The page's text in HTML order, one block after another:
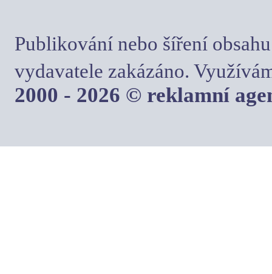
Publikování nebo šíření
vydavatele zakázáno.
2000 - 2026 © reklamní